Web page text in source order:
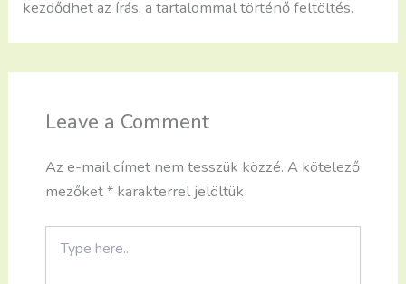
kezdődhet az írás, a tartalommal történő feltöltés.
Leave a Comment
Az e-mail címet nem tesszük közzé. A kötelező
mezőket*karakterrel jelöltük
here..